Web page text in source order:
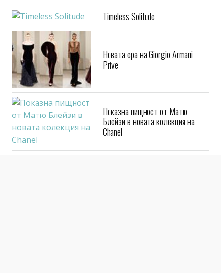
Timeless Solitude
Новата ера на Giorgio Armani
Prive
Показна пищност от Матю
Блейзи в новата колекция на
Chanel